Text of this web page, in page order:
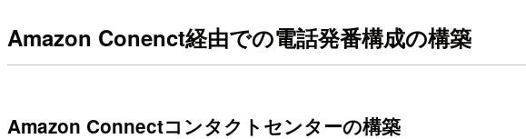
Amazon Conenct経由での電話発番構成の構築
Amazon Connectコンタクトセンターの構築